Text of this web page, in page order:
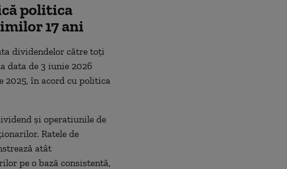
politica
17 ani
dividendelor către toți
de 3 iunie 2026
în acord cu politica
și operatiunile de
Ratele de
atât
pe o bază consistentă,